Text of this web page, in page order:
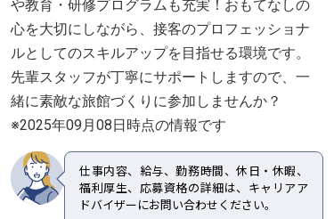
や教育・研修プログラムも充実！おもてなしの
心を大切にしながら、接客のプロフェッショナ
ルとしてのスキルアップを目指せる環境です。
先輩スタッフが丁寧にサポートしますので、一
緒に素敵な旅館づくりに参加しませんか？
※2025年09月08日時点の情報です
仕事内容、給与、勤務時間、休日・休暇、
福利厚生、応募資格の詳細は、キャリアア
ドバイザーにお問い合わせください。